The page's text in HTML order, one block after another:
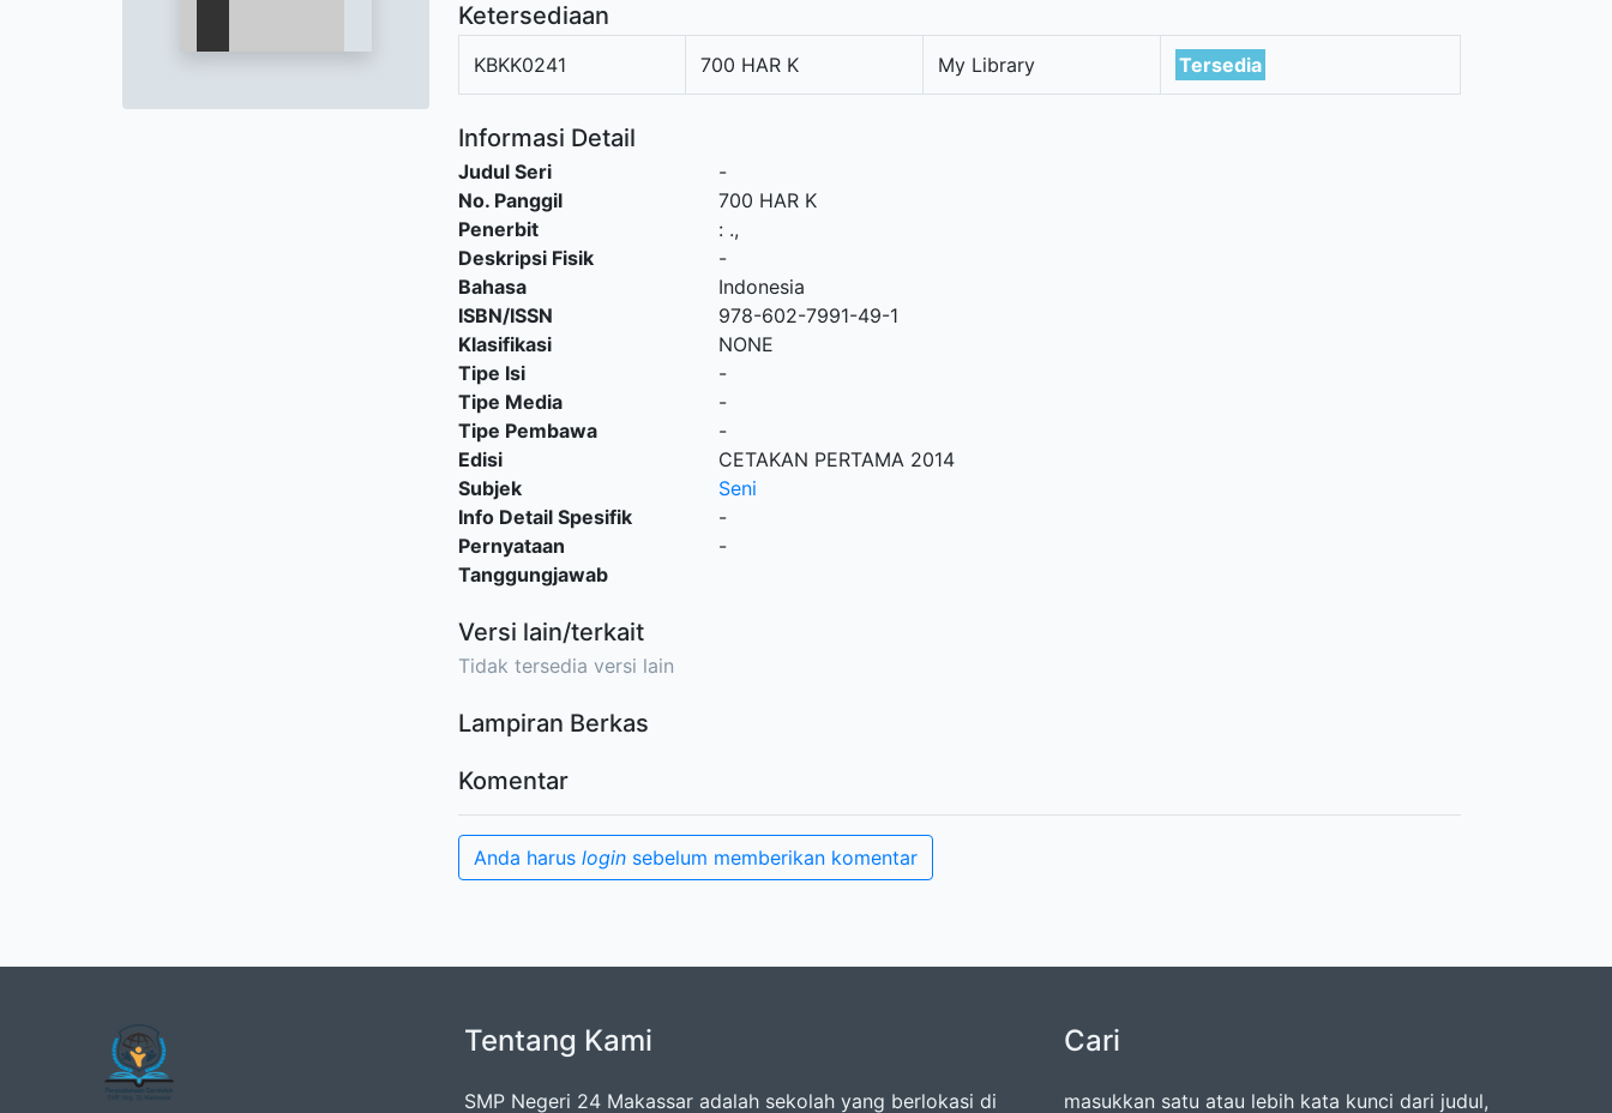
Ketersediaan
KBKK0241 700 HAR K My Library Tersedia
Informasi Detail
Judul Seri
-
No. Panggil
700 HAR K
Penerbit
: .,
Deskripsi Fisik
-
Bahasa
Indonesia
ISBN/ISSN
978-602-7991-49-1
Klasifikasi
NONE
Tipe Isi
-
Tipe Media
-
Tipe Pembawa
-
Edisi
CETAKAN PERTAMA 2014
Subjek
Seni
Info Detail Spesifik
-
Pernyataan
Tanggungjawab
-
Versi lain/terkait
Tidak tersedia versi lain
Lampiran Berkas
Komentar
Anda harus login sebelum memberikan komentar
Tentang Kami
SMP Negeri 24 Makassar adalah sekolah yang berlokasi di
Cari
masukkan satu atau lebih kata kunci dari judul,